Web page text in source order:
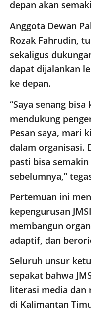
depan akan
Anggota Dewan
Rozak Fahrudin,
sekaligus
dapat dijalankan
ke depan.
“Saya senang
mendukung
Pesan saya, mari
dalam organisasi.
pasti bisa
sebelumnya,”
Pertemuan ini
kepengurusan
membangun
adaptif, dan
Seluruh unsur
sepakat bahwa
literasi media dan
di Kalimantan